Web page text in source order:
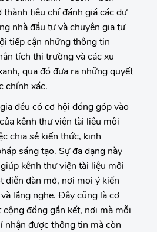
thành tiêu chí đánh giá các dự
nhà đầu tư và chuyên gia tư
tiếp cận những thông tin
tích thị trường và các xu
qua đó đưa ra những quyết
chính xác.
đều có cơ hội đóng góp vào
kênh thư viện tài liệu môi
chia sẻ kiến thức, kinh
sáng tạo. Sự đa dạng này
kênh thư viện tài liệu môi
diễn đàn mở, nơi mọi ý kiến
lắng nghe. Đây cũng là cơ
đồng gắn kết, nơi mà mỗi
nhận được thông tin mà còn